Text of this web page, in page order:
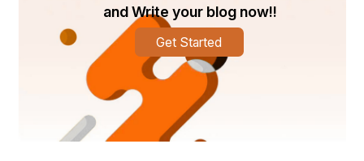
ଆଧାରରେ ଜଣାଯାଏ ପ୍ରଥମେ କେଶରୀ ବଂଶର ରାଜା ଯଯାତି
କେଶରୀ ଓ ପରେ ଗଙ୍ଗ ବଂଶର ରାଜା ଅନଙ୍ଗଭୀମ ଦେବ
ଏହାର ନିର୍ମାଣ କରାଇଥିଲେ। ଐତିହାସିକ ରାଖାଲ ଦାସ
ବାନାର୍ଜୀଙ୍କ ଇଂରାଜୀ ଭାଷାରେ ଲିଖିତ ପୁସ୍ତକ “History of
Orissa vol -1″ରେ ଉଲ୍ଲେଖ ଅଛି ଲଷ୍ମୀଙ୍କ ମନ୍ଦିର
ରାଜା ଅନଙ୍ଗଭୀମ ଦେବଙ୍କ ରାଜ୍ୱତ କାଳରେ ହିଁ ନିର୍ମିତ୍ତ
and Write your blog now!!
Get Started